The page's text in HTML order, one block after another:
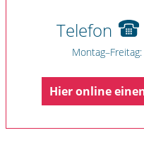
Telefon
Hier online